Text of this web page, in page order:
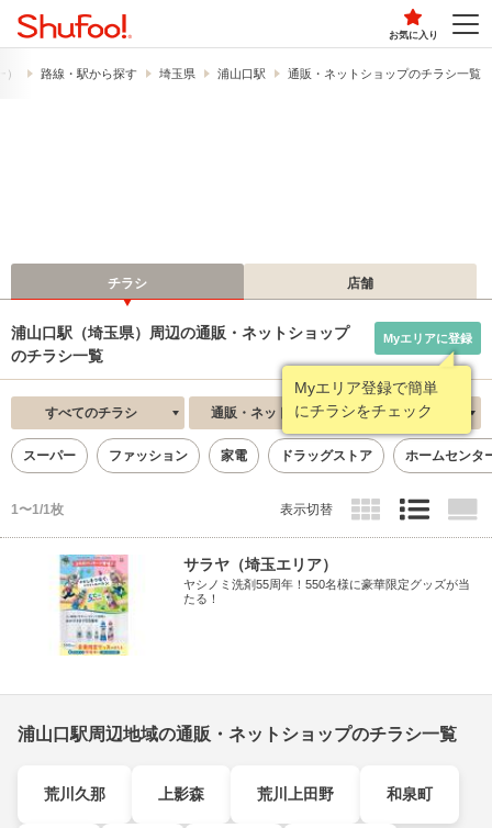
お気に入り
路線・駅から探す 埼玉県 浦山口駅 通販・ネットショップのチラシ一覧
チラシ 店舗
浦山口駅（埼玉県）周辺の通販・ネットショップ
のチラシ一覧
Myエリア登録で簡単
にチラシをチェック
Myエリアに登録
すべてのチラシ 通販・ネットショップ 新着順
スーパー ファッション 家電 ドラッグストア ホームセンタ
1〜1/1枚 表示切替
サラヤ（埼玉エリア）
ヤシノミ洗剤55周年！550名様に豪華限定グッズが当
たる！
浦山口駅周辺地域の通販・ネットショップのチラシ一覧
荒川久那 上影森 荒川上田野 和泉町